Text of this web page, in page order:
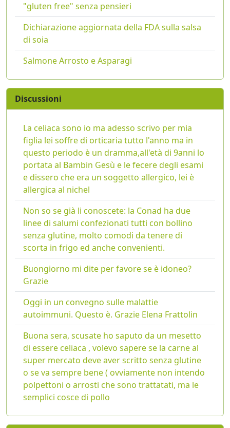
"gluten free" senza pensieri
Dichiarazione aggiornata della FDA sulla salsa
di soia
Salmone Arrosto e Asparagi
Discussioni
La celiaca sono io ma adesso scrivo per mia
figlia lei soffre di orticaria tutto l'anno ma in
questo periodo è un dramma,all'età di 9anni lo
portata al Bambin Gesù e le fecere degli esami
e dissero che era un soggetto allergico, lei è
allergica al nichel
Non so se già li conoscete: la Conad ha due
linee di salumi confezionati tutti con bollino
senza glutine, molto comodi da tenere di
scorta in frigo ed anche convenienti.
Buongiorno mi dite per favore se è idoneo?
Grazie
Oggi in un convegno sulle malattie
autoimmuni. Questo è. Grazie Elena Frattolin
Buona sera, scusate ho saputo da un mesetto
di essere celiaca , volevo sapere se la carne al
super mercato deve aver scritto senza glutine
o se va sempre bene ( ovviamente non intendo
polpettoni o arrosti che sono trattatati, ma le
semplici cosce di pollo